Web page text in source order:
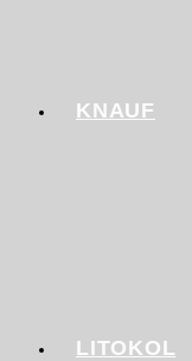
KNAUF
LITOKOL